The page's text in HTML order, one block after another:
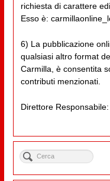
richiesta di carattere
Esso è:
6) La pubblicazione
qualsiasi altro format
Carmilla, è consentita
contributi menzionati.
Direttore